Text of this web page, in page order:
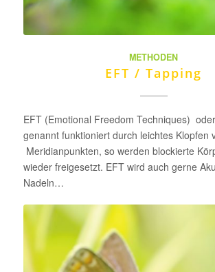
METHODEN
EFT / Tapping
EFT (Emotional Freedom Techniques)
genannt funktioniert durch leichtes Klopfen
Meridianpunkten, so werden blockierte
wieder freigesetzt. EFT wird auch gerne
Nadeln…